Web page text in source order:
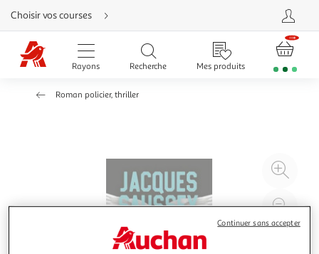
Aller
directement
au
contenu
Aller
directement
Aller
Choisir vos courses
Rayons Recherche Mes produits
Roman policier, thriller
à
Continuer sans accepter